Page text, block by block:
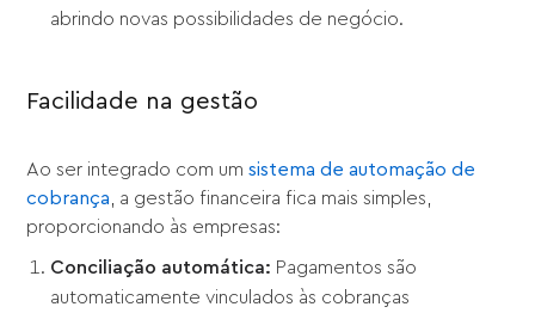
abrindo novas possibilidades de negócio.
Facilidade na gestão
Ao ser integrado com umsistema de automação de
cobrança , a gestão financeira fica mais simples,
proporcionando às empresas:
Conciliação automática: Pagamentos são
automaticamente vinculados às cobranças